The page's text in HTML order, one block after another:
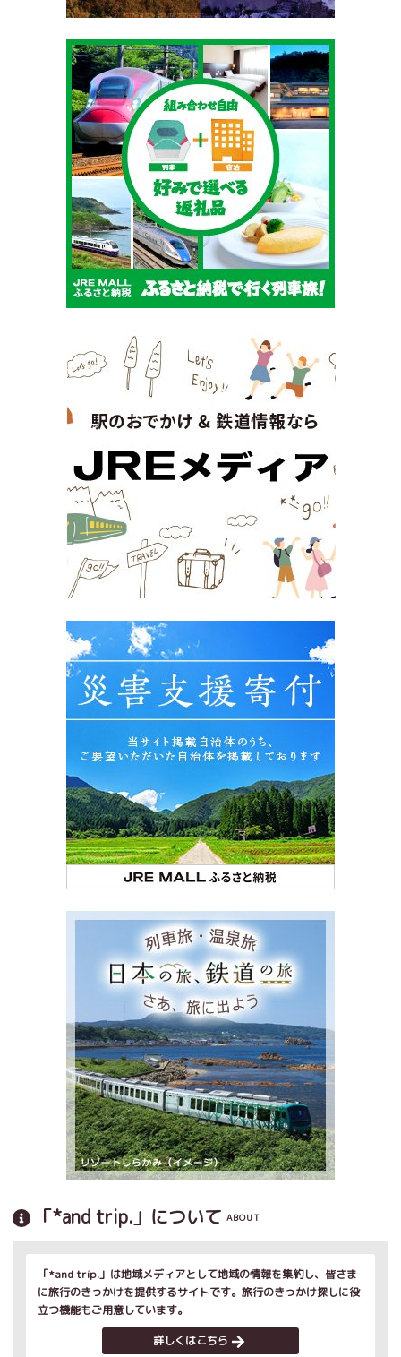
「*and trip.」について ABOUT
「*and trip.」は地域メディアとして地域の情報を集約し、皆さま
に旅行のきっかけを提供するサイトです。旅行のきっかけ探しに役
立つ機能もご用意しています。
詳しくはこちら